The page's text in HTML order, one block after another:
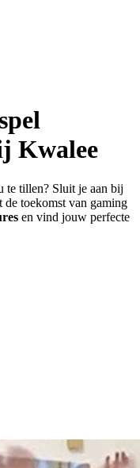
Kwalee
te tillen? Sluit je aan bij
de toekomst van gaming
en vind jouw perfecte